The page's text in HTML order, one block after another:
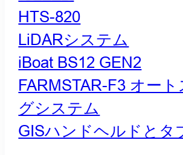
HTS-820
LiDARシステム
iBoat BS12 GEN2
FARMSTAR-F3 オー
グシステム
GISハンドヘルドとタ